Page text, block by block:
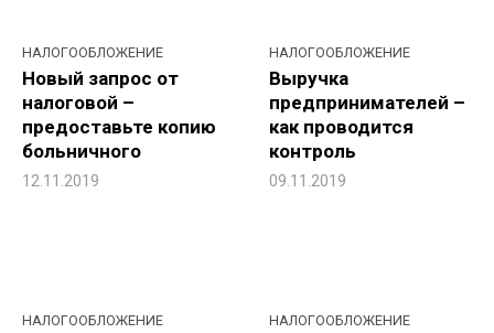
НАЛОГООБЛОЖЕНИЕ
Новый запрос от
налоговой –
предоставьте копию
больничного
12.11.2019
НАЛОГООБЛОЖЕНИЕ
Выручка
предпринимателей –
как проводится
контроль
09.11.2019
НАЛОГООБЛОЖЕНИЕ НАЛОГООБЛОЖЕНИЕ